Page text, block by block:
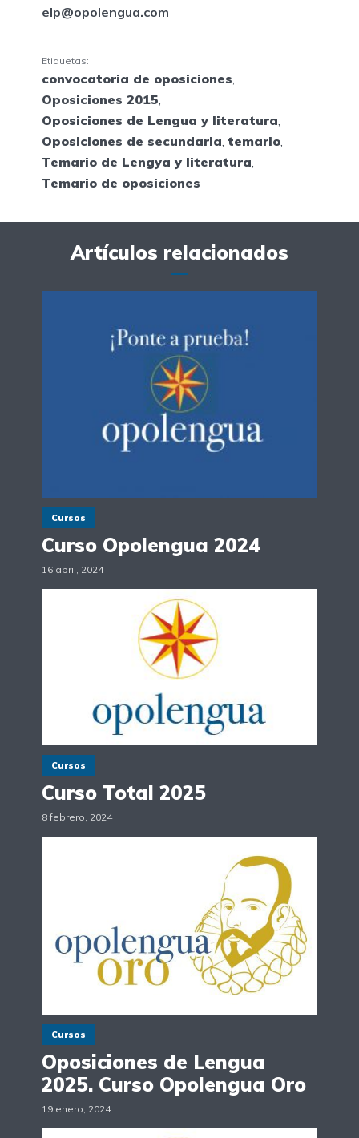
elp@opolengua.com
Etiquetas:
convocatoria de oposiciones,
Oposiciones 2015,
Oposiciones de Lengua y literatura,
Oposiciones de secundaria, temario,
Temario de Lengya y literatura,
Temario de oposiciones
Artículos relacionados
Cursos
Curso Opolengua 2024
16 abril, 2024
Cursos
Curso Total 2025
8 febrero, 2024
Cursos
Oposiciones de Lengua
2025. Curso Opolengua Oro
19 enero, 2024